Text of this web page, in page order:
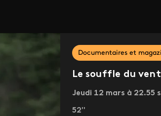
Documentaires et
Le souffle du vent
Jeudi 12 mars à 22.55
52''